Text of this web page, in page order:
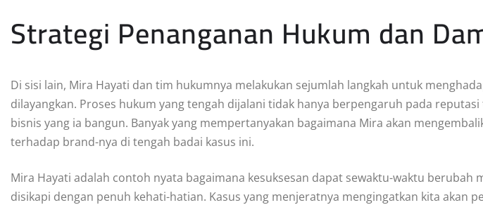
Strategi Penanganan Hukum dan
Di sisi lain, Mira Hayati dan tim hukumnya melakukan sejumlah langkah untuk
dilayangkan. Proses hukum yang tengah dijalani tidak hanya berpengaruh pada
bisnis yang ia bangun. Banyak yang mempertanyakan bagaimana Mira akan
terhadap brand-nya di tengah badai kasus ini.
Mira Hayati adalah contoh nyata bagaimana kesuksesan dapat sewaktu-waktu berubah
disikapi dengan penuh kehati-hatian. Kasus yang menjeratnya mengingatkan kita akan